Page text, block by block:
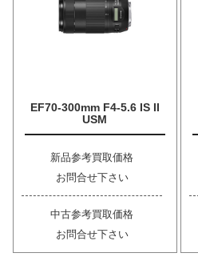
EF70-300mm F4-5.6 IS II
USM
新品参考買取価格
お問合せ下さい
中古参考買取価格
お問合せ下さい